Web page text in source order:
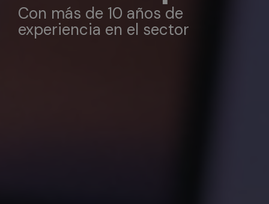
Con más de 10 años de
experiencia en el sector